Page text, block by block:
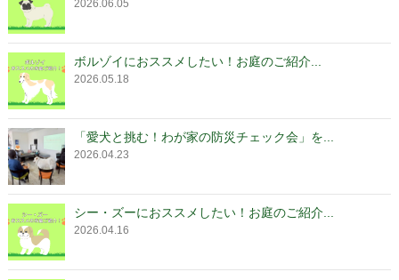
2026.06.05
ボルゾイにおススメしたい！お庭のご紹介...
2026.05.18
「愛犬と挑む！わが家の防災チェック会」を...
2026.04.23
シー・ズーにおススメしたい！お庭のご紹介...
2026.04.16